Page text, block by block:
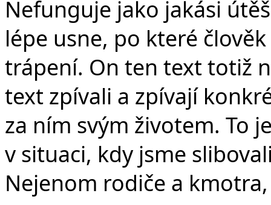
Nefunguje jako jakási
lépe usne, po které
trápení. On ten text totiž
text zpívali a zpívají
za ním svým životem. To
v situaci, kdy jsme
Nejenom rodiče a